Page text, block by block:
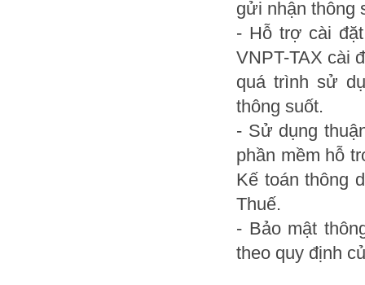
gửi nhận thông
- Hỗ trợ cài
VNPT-TAX cài
quá trình sử
thông suốt.
- Sử dụng
phần mềm hỗ
Kế toán thông
Thuế.
- Bảo mật
theo quy định